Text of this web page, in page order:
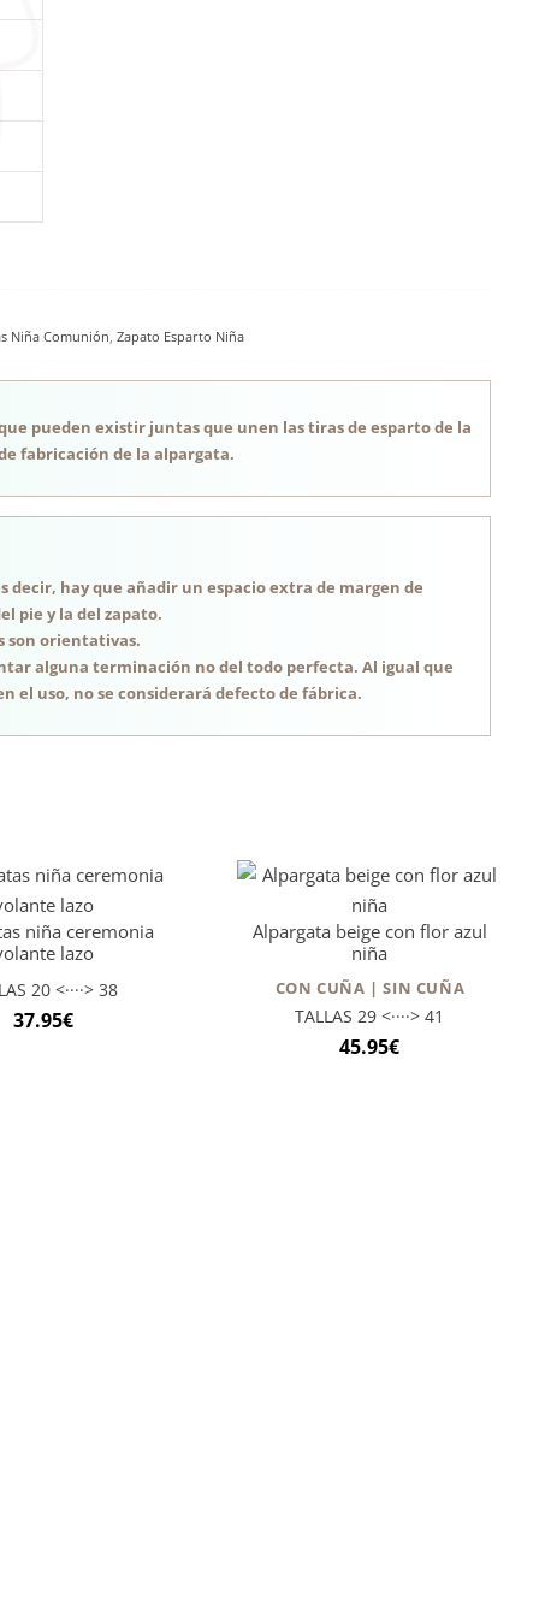
Niña Comunión Zapato Esparto Niña
pueden existir juntas que unen las tiras de esparto de la
fabricación de la alpargata.
decir, hay que añadir un espacio extra de margen de
pie y la del zapato.
son orientativas.
alguna terminación no del todo perfecta. Al igual que
el uso, no se considerará defecto de fábrica.
niña ceremonia
lazo
20 <····> 38
37.95€
Alpargata beige con flor azul
niña
CON CUÑA | SIN CUÑA
TALLAS 29 <····> 41
45.95€